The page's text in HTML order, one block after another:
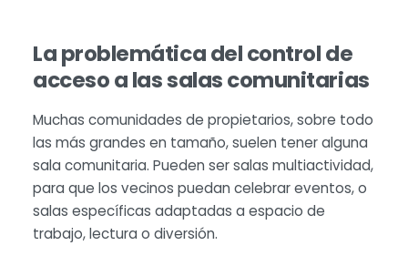
La problemática del control de
acceso a las salas comunitarias
Muchas comunidades de propietarios, sobre todo
las más grandes en tamaño, suelen tener alguna
sala comunitaria. Pueden ser salas multiactividad,
para que los vecinos puedan celebrar eventos, o
salas específicas adaptadas a espacio de
trabajo, lectura o diversión.